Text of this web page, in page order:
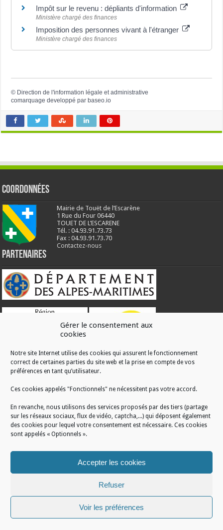
Gérer le consentement aux
cookies
Notre site Internet utilise des cookies qui assurent le fonctionnement
correct de certaines parties du site web et la prise en compte de vos
préférences en tant qu’utilisateur.
Ces cookies appelés "Fonctionnels" ne nécessitent pas votre accord.
En revanche, nous utilisons des services proposés par des tiers (partage
sur les réseaux sociaux, flux de vidéo, captcha,...) qui déposent également
des cookies pour lequel votre consentement est nécessaire. Ces cookies
sont appelés « Optionnels ».
Accepter les cookies
Refuser
Voir les préférences
Impôt sur le revenu : dépliants d'information
Ministère chargé des finances
Imposition des personnes vivant à l'étranger
Ministère chargé des finances
© Direction de l'information légale et administrative
comarquage developpé parbaseo.io
Coordonnées
Mairie de Touët de l’Escarène
1 Rue du Four 06440
TOUET DE L’ESCARENE
Tél. : 04.93.91.73.73
Fax : 04.93.91.73.70
Contactez-nous
Partenaires
RÉALISATION
Mentions légales/Plan du site/Politique de cookies/Conditions générales